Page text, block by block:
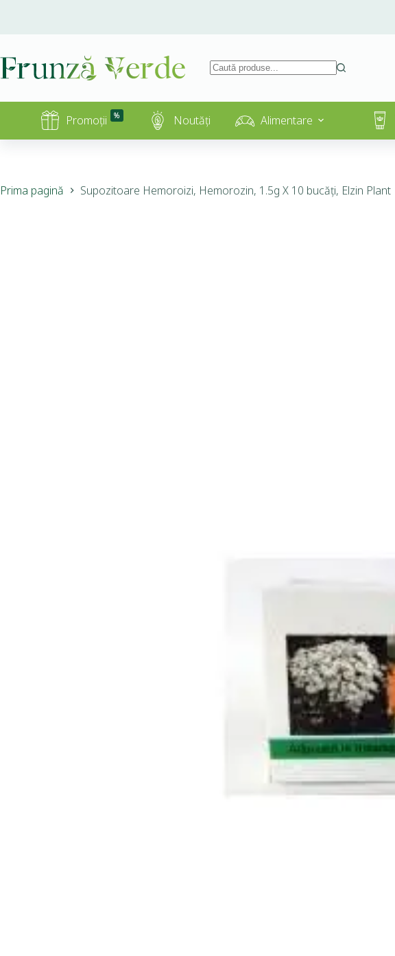
Promoții % Noutăți Alimentare
Prima pagină Supozitoare Hemoroizi, Hemorozin, 1.5g X 10 bucăți, Elzin Plant